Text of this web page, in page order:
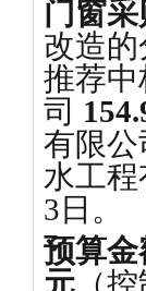
门窗
改造
推荐
司
有限公
水工程
3日。
预算金
元 （